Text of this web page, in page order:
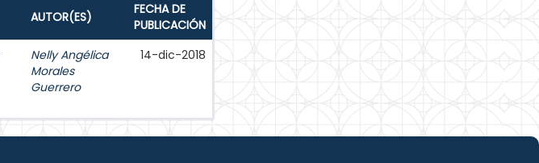
AUTOR(ES)
FECHA DE
PUBLICACIÓN
Nelly Angélica
Morales
Guerrero
14-dic-2018